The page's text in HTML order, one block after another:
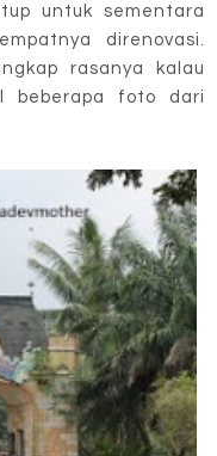
untuk sementara
direnovasi.
rasanya kalau
beberapa foto dari